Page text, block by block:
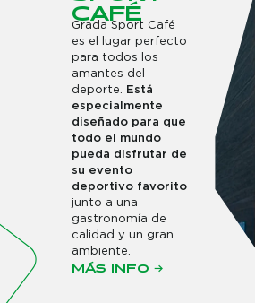
C A FÉ
Grada Sport Café
es el lugar perfecto
para todos los
amantes del
deporte.
Está
especialmente
diseñado para que
todo el mundo
pueda disfrutar de
su evento
deportivo favorito
junto a una
gastronomía de
calidad y un gran
ambiente.
MÁS INFO →